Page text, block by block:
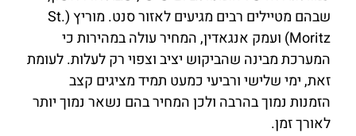
שבהם מטיילים רבים מגיעים לאזור סנט. מוריץ (St.
Moritz) ועמק אנגאדין, המחיר עולה במהירות כי
המערכת מבינה שהביקוש יציב וצפוי רק לעלות. לעומת
זאת, ימי שלישי ורביעי כמעט תמיד מציגים קצב
הזמנות נמוך בהרבה ולכן המחיר בהם נשאר נמוך יותר
לאורך זמן.